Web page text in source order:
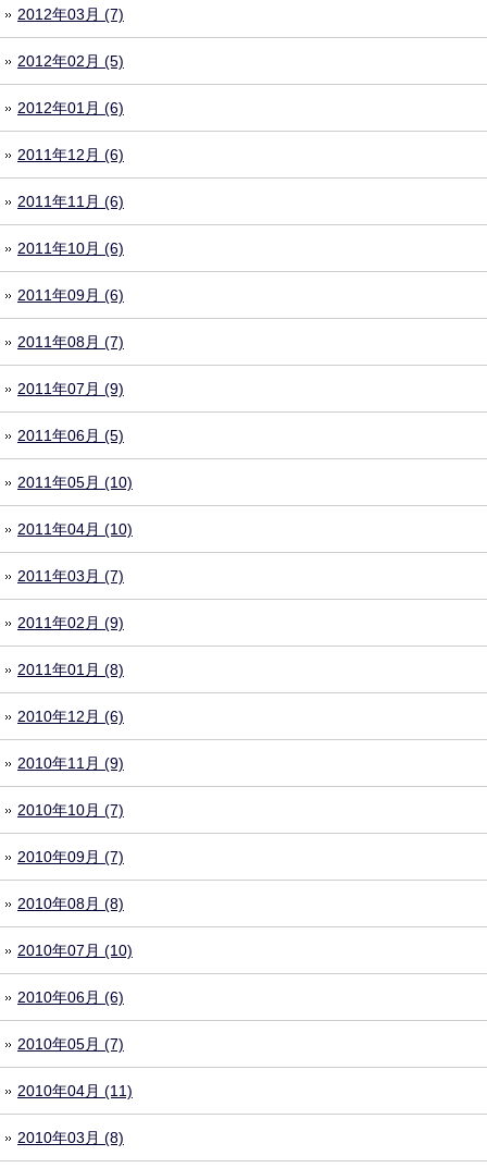
2012年03月 (7)
2012年02月 (5)
2012年01月 (6)
2011年12月 (6)
2011年11月 (6)
2011年10月 (6)
2011年09月 (6)
2011年08月 (7)
2011年07月 (9)
2011年06月 (5)
2011年05月 (10)
2011年04月 (10)
2011年03月 (7)
2011年02月 (9)
2011年01月 (8)
2010年12月 (6)
2010年11月 (9)
2010年10月 (7)
2010年09月 (7)
2010年08月 (8)
2010年07月 (10)
2010年06月 (6)
2010年05月 (7)
2010年04月 (11)
2010年03月 (8)